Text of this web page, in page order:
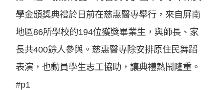
學金頒獎典禮於日前在慈惠醫專舉行，來自屏南
地區86所學校的194位獲獎畢業生，與師長、家
長共400餘人參與。慈惠醫專除安排原住民舞蹈
表演，也動員學生志工協助，讓典禮熱鬧隆重。
#p1